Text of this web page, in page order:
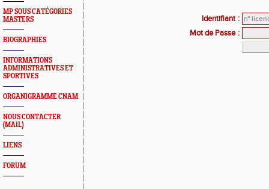
MP SOUS CATÉGORIES
MASTERS
BIOGRAPHIES
INFORMATIONS
ADMINISTRATIVES ET
SPORTIVES
ORGANIGRAMME CNAM
NOUS CONTACTER
(MAIL)
LIENS
FORUM
Identifiant :
Mot de Passe :